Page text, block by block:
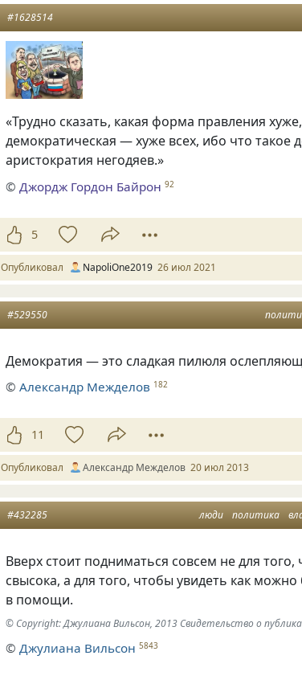
#1628514
«Трудно сказать, какая форма правления
демократическая — хуже всех, ибо что такое
аристократия негодяев.»
© Джордж Гордон Байрон 92
5
Опубликовал NapoliOne2019 26 июл 2021
#529550
Демократия — это сладкая пилюля
©Александр Межделов 182
11
Опубликовал Александр Межделов 20 июл 2013
люди политика
#432285
Вверх стоит подниматься совсем не для того,
свысока, а для того, чтобы увидеть как
в помощи.
© Copyright: Джулиана Вильсон, 2013 Свидетельство о
© Джулиана Вильсон 5843